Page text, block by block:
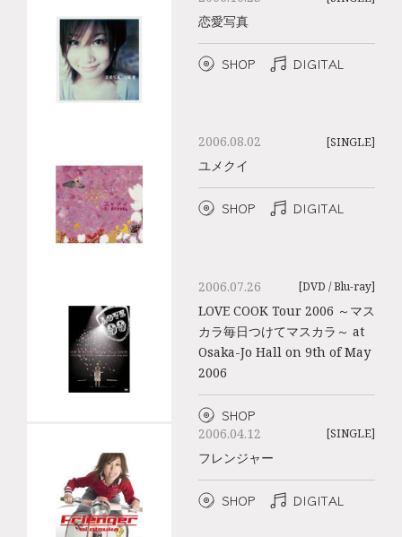
恋愛写真
SHOP DIGITAL
2006.08.02 [SINGLE]
ユメクイ
SHOP DIGITAL
2006.07.26 [DVD / Blu-ray]
LOVE COOK Tour 2006 ～マス
カラ毎日つけてマスカラ～ at
Osaka-Jo Hall on 9th of May
2006
SHOP
2006.04.12
[SINGLE]
フレンジャー
SHOP DIGITAL